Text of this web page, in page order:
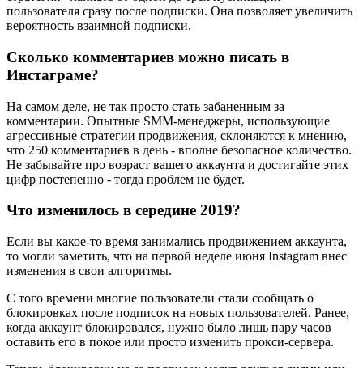
пользователя сразу после подписки. Она позволяет увеличить
вероятность взаимной подписки.
Сколько комментариев можно писать в
Инстаграме?
На самом деле, не так просто стать забаненным за
комментарии. Опытные SMM-менеджеры, использующие
агрессивные стратегии продвижения, склоняются к мнению,
что 250 комментариев в день - вполне безопасное количество.
Не забывайте про возраст вашего аккаунта и достигайте этих
цифр постепенно - тогда проблем не будет.
Что изменилось в середине 2019?
Если вы какое-то время занимались продвижением аккаунта,
то могли заметить, что на первой неделе июня Instagram внес
изменения в свои алгоритмы.
С того времени многие пользователи стали сообщать о
блокировках после подписок на новых пользователей. Ранее,
когда аккаунт блокировался, нужно было лишь пару часов
оставить его в покое или просто изменить прокси-сервера.